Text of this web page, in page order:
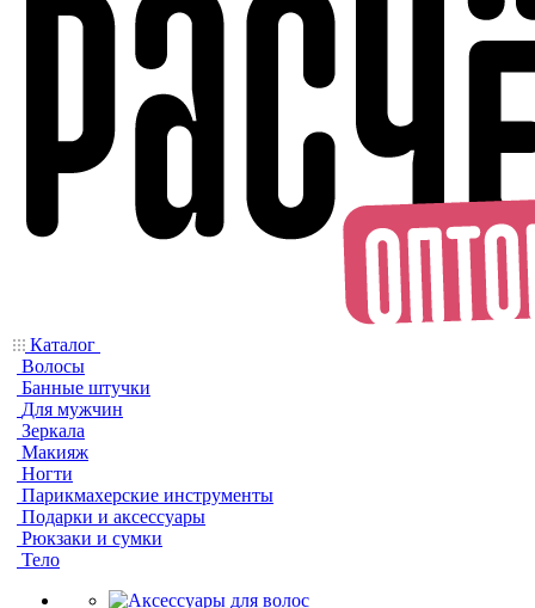
Каталог
Волосы
Банные штучки
Для мужчин
Зеркала
Макияж
Ногти
Парикмахерские инструменты
Подарки и аксессуары
Рюкзаки и сумки
Тело